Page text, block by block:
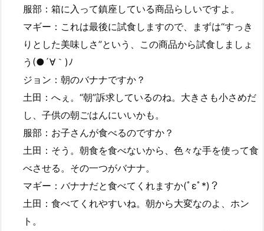
服部：箱に入って鎮座している商品らしいですよ。
マギー：これは最後に試食しますので、まずは“すっき
りとした美味しさ”という、この商品から試食しましょ
う(●´∀｀)ﾉ
ジョン：朝のバナナですか？
土田：へぇ。“朝”訴求しているのね。大きさも小さめだ
し、子供の朝ごはんにいいかも。
服部：お子さんが食べるのですか？
土田：そう。朝食を食べないから、色々な手を使って食
べさせる。その一つがバナナ。
マギー：バナナだと食べてくれますか(ﾟεﾟ*)？
土田：食べてくれやすいね。朝から大変なのよ、ホン
ト。